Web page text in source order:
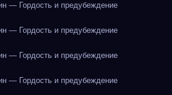
— Гордость и предубеждение
— Гордость и предубеждение
— Гордость и предубеждение
— Гордость и предубеждение